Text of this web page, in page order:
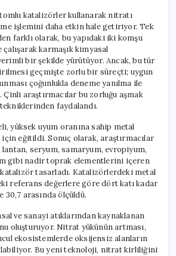
katalizörler kullanarak nitratı
işlemini daha etkin hale getiriyor. Tek
farklı olarak, bu yapıdaki iki komşu
karmaşık kimyasal
bir şekilde yürütüyor. Ancak, bu tür
geçmişte zorlu bir süreçti; uygun
çoğunlukla deneme yanılma ile
araştırmacılar bu zorluğu aşmak
faydalandı.
yüksek uyum oranına sahip metal
eğitildi. Sonuç olarak, araştırmacılar
seryum, samaryum, evropiyum,
gibi nadir toprak elementlerini içeren
tasarladı. Katalizörlerdeki metal
referans değerlere göre dört katı kadar
30,7 arasında ölçüldü.
ve sanayi atıklarından kaynaklanan
oluşturuyor. Nitrat yükünün artması,
ekosistemlerde oksijensiz alanların
Bu yeni teknoloji, nitrat kirliliğini